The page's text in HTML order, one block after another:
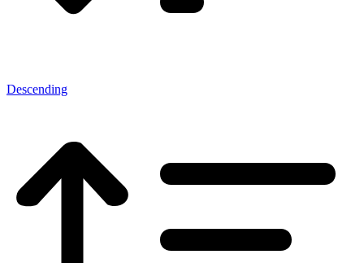
Descending